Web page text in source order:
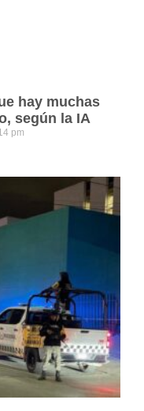
hay muchas
según la IA
pm